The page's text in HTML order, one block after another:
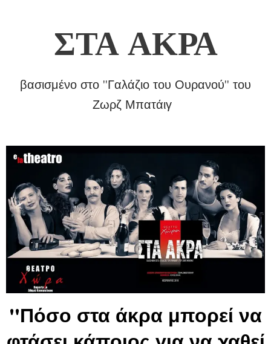
ΣΤΑ ΑΚΡΑ
βασισμένο στο ''Γαλάζιο του Ουρανού'' του
Ζωρζ Μπατάιγ
''Πόσο στα άκρα μπορεί να